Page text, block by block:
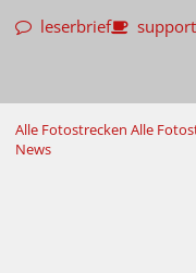
leserbrief support
Alle Fotostrecken Alle
News